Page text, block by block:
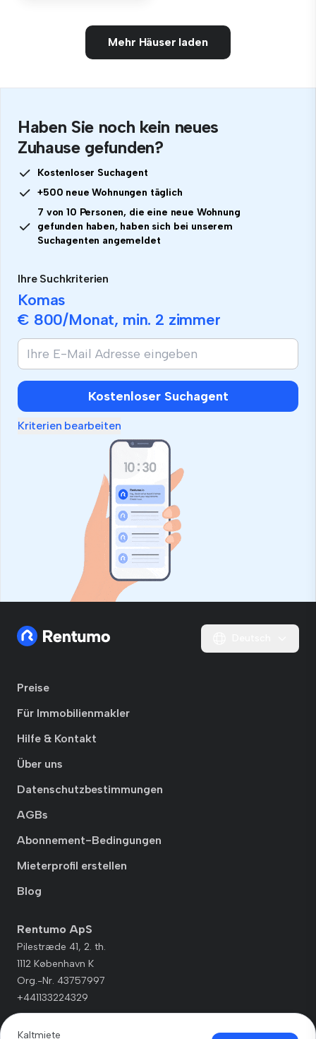
Mehr Häuser laden
Haben Sie noch kein neues
Zuhause gefunden?
Kostenloser Suchagent
+500 neue Wohnungen täglich
7 von 10 Personen, die eine neue Wohnung
gefunden haben, haben sich bei unserem
Suchagenten angemeldet
Ihre Suchkriterien
Komas
€ 800/Monat, min. 2 zimmer
Kostenloser Suchagent
Kriterien bearbeiten
Kaltmiete
Preise
Für Immobilienmakler
Hilfe & Kontakt
Über uns
Datenschutzbestimmungen
AGBs
Abonnement-Bedingungen
Mieterprofil erstellen
Blog
Rentumo ApS
Pilestræde 41, 2. th.
1112 København K
Org.-Nr. 43757997
+441133224329